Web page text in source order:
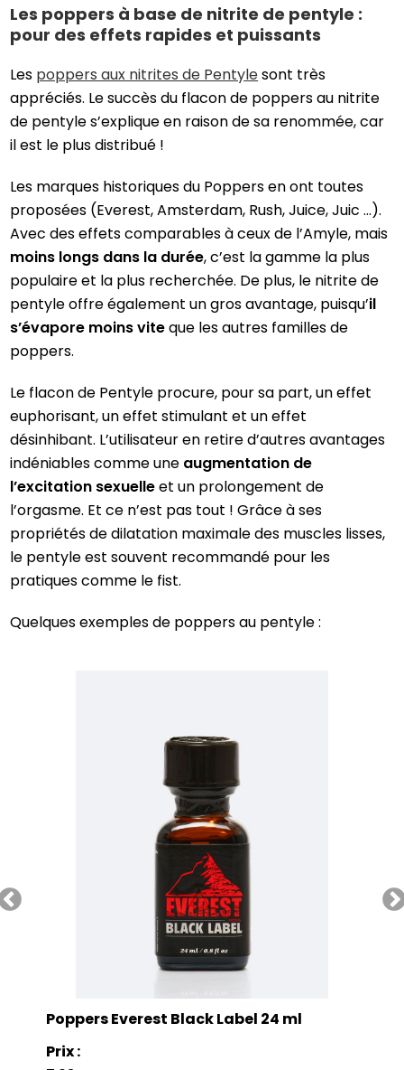
Les poppers à base de nitrite de pentyle :
pour des effets rapides et puissants
Les poppers aux nitrites de Pentylesont très
appréciés. Le succès du flacon de poppers au nitrite
de pentyle s’explique en raison de sa renommée, car
il est le plus distribué !
Les marques historiques du Poppers en ont toutes
proposées (Everest, Amsterdam, Rush, Juice, Juic …).
Avec des effets comparables à ceux de l’Amyle, mais
moins longs dans la durée, c’est la gamme la plus
populaire et la plus recherchée. De plus, le nitrite de
pentyle offre également un gros avantage, puisqu’il
s’évapore moins viteque les autres familles de
poppers.
Le flacon de Pentyle procure, pour sa part, un effet
euphorisant, un effet stimulant et un effet
désinhibant. L’utilisateur en retire d’autres avantages
indéniables comme une augmentation de
l’excitation sexuelleet un prolongement de
l’orgasme. Et ce n’est pas tout ! Grâce à ses
propriétés de dilatation maximale des muscles lisses,
le pentyle est souvent recommandé pour les
pratiques comme le fist.
Quelques exemples de poppers au pentyle :
Poppers Everest Black Label 24 ml
Prix :